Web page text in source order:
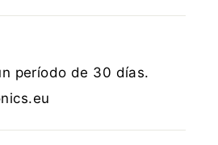
período de 30 días.